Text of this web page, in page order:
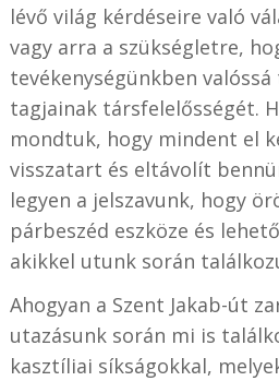
lévő világ kérdéseire való
vagy arra a szükségletre,
tevékenységünkben
tagjainak társfelelősségét.
mondtuk, hogy mindent el
visszatart és eltávolít
legyen a jelszavunk, hogy
párbeszéd eszköze és
akikkel utunk során
Ahogyan a Szent Jakab-út
utazásunk során mi is
kasztíliai síkságokkal,